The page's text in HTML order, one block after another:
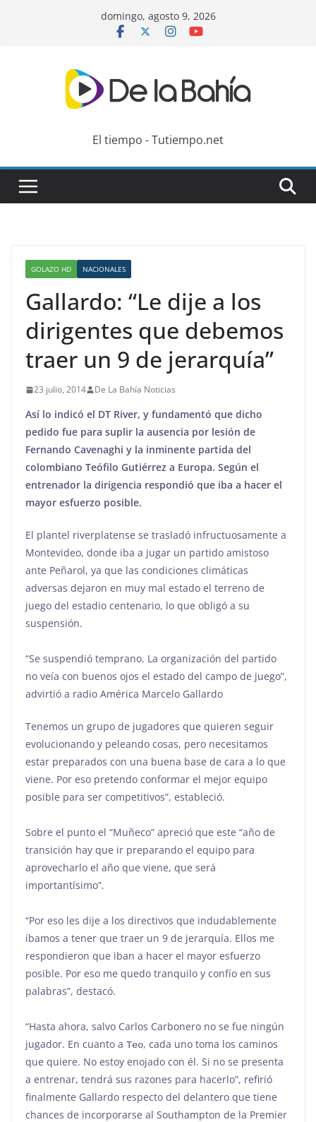
domingo, agosto 9, 2026
El tiempo - Tutiempo.net
GOLAZO HD NACIONALES
Gallardo: “Le dije a los
dirigentes que debemos
traer un 9 de jerarquía”
23 julio, 2014 De La Bahía Noticias
Así lo indicó el DT River, y fundamentó que dicho
pedido fue para suplir la ausencia por lesión de
Fernando Cavenaghi y la inminente partida del
colombiano Teófilo Gutiérrez a Europa. Según el
entrenador la dirigencia respondió que iba a hacer el
mayor esfuerzo posible.
El plantel riverplatense se trasladó infructuosamente a
Montevideo, donde iba a jugar un partido amistoso
ante Peñarol, ya que las condiciones climáticas
adversas dejaron en muy mal estado el terreno de
juego del estadio centenario, lo que obligó a su
suspensión.
“Se suspendió temprano. La organización del partido
no veía con buenos ojos el estado del campo de juego”,
advirtió a radio América Marcelo Gallardo
Tenemos un grupo de jugadores que quieren seguir
evolucionando y peleando cosas, pero necesitamos
estar preparados con una buena base de cara a lo que
viene. Por eso pretendo conformar el mejor equipo
posible para ser competitivos”, estableció.
Sobre el punto el “Muñeco” apreció que este “año de
transición hay que ir preparando el equipo para
aprovecharlo el año que viene, que será
importantísimo”.
“Por eso les dije a los directivos que indudablemente
íbamos a tener que traer un 9 de jerarquía. Ellos me
respondieron que iban a hacer el mayor esfuerzo
posible. Por eso me quedo tranquilo y confío en sus
palabras”, destacó.
“Hasta ahora, salvo Carlos Carbonero no se fue ningún
jugador. En cuanto a Teo, cada uno toma los caminos
que quiere. No estoy enojado con él. Si no se presenta
a entrenar, tendrá sus razones para hacerlo”, refirió
finalmente Gallardo respecto del delantero que tiene
chances de incorporarse al Southampton de la Premier